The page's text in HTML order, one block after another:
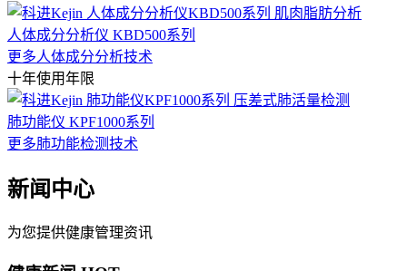
人体成分分析仪 KBD500系列
更多人体成分分析技术
十年使用年限
肺功能仪 KPF1000系列
更多肺功能检测技术
新闻中心
为您提供健康管理资讯